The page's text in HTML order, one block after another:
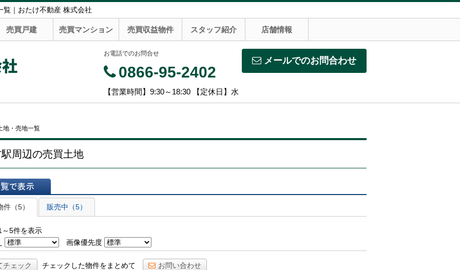
｜おたけ不動産 株式会社
売買戸建 売買マンション 売買収益物件 スタッフ紹介 店舗情報
メールでのお問合わせ
お電話でのお問合せ
0866-95-2402
【営業時間】9:30～18:30 【定休日】水
地・売地一覧
周辺の売買土地
示
件（5）
販売中（5）
5件を表示
画像優先度
チェック チェックした物件をまとめて お問い合わせ